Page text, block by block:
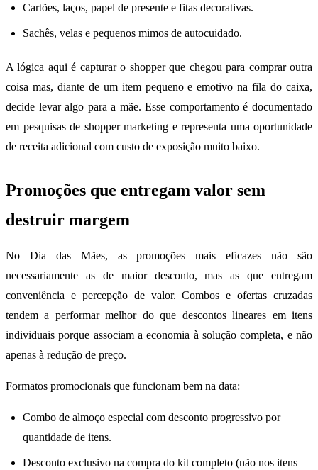
Cartões, laços, papel de presente e fitas decorativas.
Sachês, velas e pequenos mimos de autocuidado.
A lógica aqui é capturar o shopper que chegou para comprar outra
coisa mas, diante de um item pequeno e emotivo na fila do caixa,
decide levar algo para a mãe. Esse comportamento é documentado
em pesquisas de shopper marketing e representa uma oportunidade
de receita adicional com custo de exposição muito baixo.
Promoções que entregam valor sem
destruir margem
No Dia das Mães, as promoções mais eficazes não são
necessariamente as de maior desconto, mas as que entregam
conveniência e percepção de valor. Combos e ofertas cruzadas
tendem a performar melhor do que descontos lineares em itens
individuais porque associam a economia à solução completa, e não
apenas à redução de preço.
Formatos promocionais que funcionam bem na data:
Combo de almoço especial com desconto progressivo por
quantidade de itens.
Desconto exclusivo na compra do kit completo (não nos itens